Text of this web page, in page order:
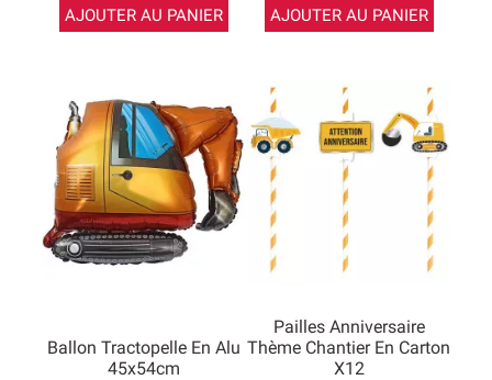
AJOUTER AU PANIER AJOUTER AU PANIER
Ballon Tractopelle En Alu
45x54cm
Pailles Anniversaire
Thème Chantier En Carton
X12